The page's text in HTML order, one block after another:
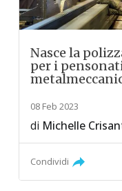
Nasce la
per i
08 Feb 2023
di Michelle
Condividi